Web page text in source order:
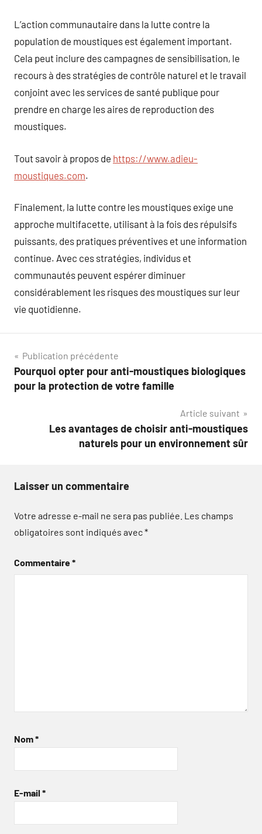
L’action communautaire dans la lutte contre la
population de moustiques est également important.
Cela peut inclure des campagnes de sensibilisation, le
recours à des stratégies de contrôle naturel et le travail
conjoint avec les services de santé publique pour
prendre en charge les aires de reproduction des
moustiques.
Tout savoir à propos de https://www.adieu-
moustiques.com.
Finalement, la lutte contre les moustiques exige une
approche multifacette, utilisant à la fois des répulsifs
puissants, des pratiques préventives et une information
continue. Avec ces stratégies, individus et
communautés peuvent espérer diminuer
considérablement les risques des moustiques sur leur
vie quotidienne.
Navigation
de
Publication précédente
Pourquoi opter pour anti-moustiques biologiques
pour la protection de votre famille
Article suivant
Les avantages de choisir anti-moustiques
naturels pour un environnement sûr
Laisser un commentaire
Votre adresse e-mail ne sera pas publiée. Les champs
obligatoires sont indiqués avec*
Commentaire*
Nom*
E-mail *